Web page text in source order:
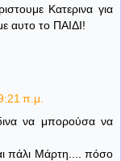
Κατερινα για
αυτο το ΠΑΙΔΙ!
π.μ.
να μπορούσα να
πάλι Μάρτη.... πόσο